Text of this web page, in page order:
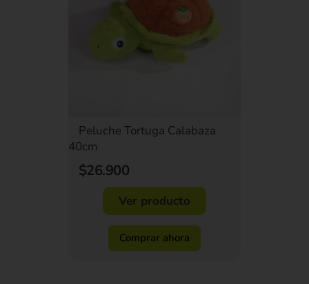
Peluche Tortuga Calabaza
40cm
$26.900
Ver producto
Comprar ahora